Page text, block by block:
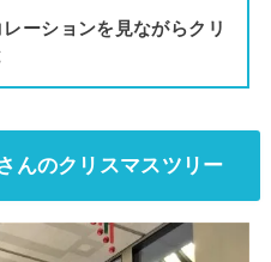
ーションを見ながらクリ
んのクリスマスツリー